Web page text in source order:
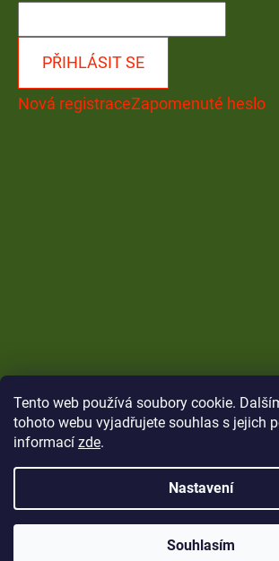
Tento web používá soubory cookie.
tohoto webu vyjadřujete souhlas s jejich
informací zde.
Nastavení
Souhlasím
PŘIHLÁSIT SE
Nová registraceZapomenuté heslo
Copyright 2026CARP Brothers.